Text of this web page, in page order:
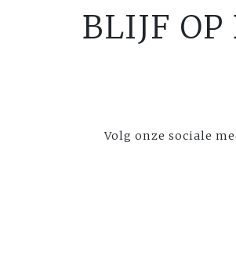
BLIJF OP
Volg onze sociale